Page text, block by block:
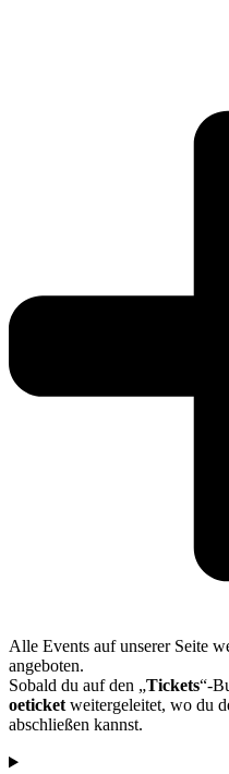
Alle Events auf unserer Seite
angeboten.
Sobald du auf den „Tickets“-
oeticketweitergeleitet, wo du
abschließen kannst.